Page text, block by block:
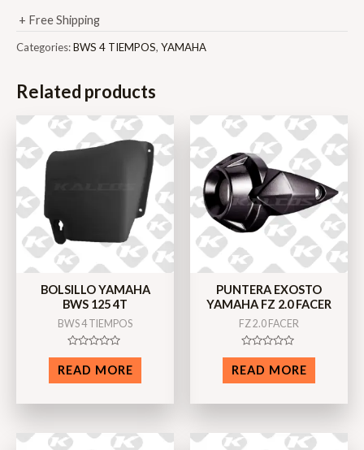
+ Free Shipping
Categories:BWS 4 TIEMPOS, YAMAHA
Related products
BOLSILLO YAMAHA
BWS 125 4T
BWS 4 TIEMPOS
Rated
0
out
of
READ MORE
PUNTERA EXOSTO
YAMAHA FZ 2.0 FACER
FZ 2.0 FACER
Rated
0
out
of
READ MORE